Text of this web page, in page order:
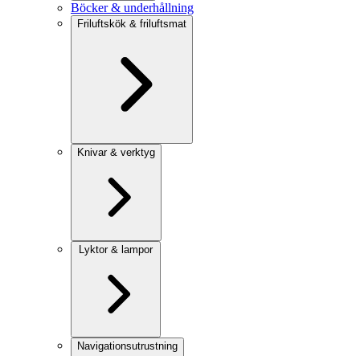
Böcker & underhållning
Friluftskök & friluftsmat
Knivar & verktyg
Lyktor & lampor
Navigationsutrustning